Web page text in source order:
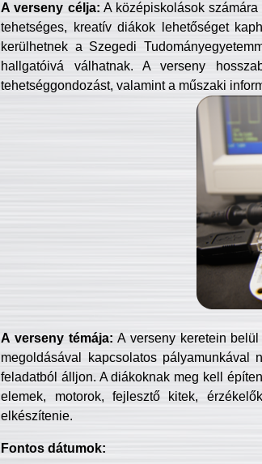
A verseny célja: A középiskolások
tehetséges, kreatív diákok lehetőséget
kerülhetnek a Szegedi
hallgatóivá válhatnak. A verseny
tehetséggondozást, valamint a műszaki
A verseny témája: A verseny keretein
megoldásával kapcsolatos
feladatból álljon. A diákoknak meg kell
elemek, motorok, fejlesztő kitek,
elkészítenie.
Fontos dátumok: